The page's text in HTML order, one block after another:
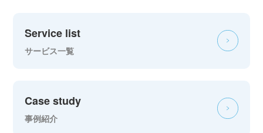
Service list
サービス一覧
Case study
事例紹介